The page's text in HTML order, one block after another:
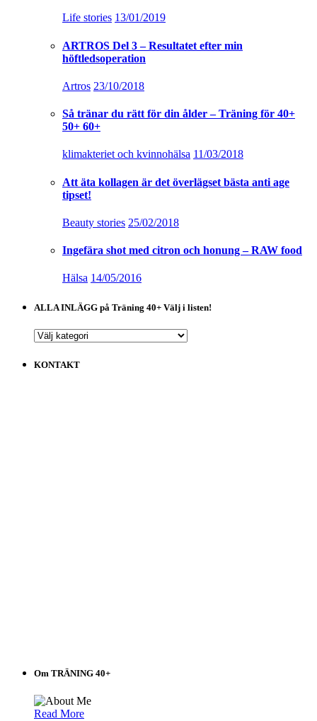
Life stories 13/01/2019
ARTROS Del 3 – Resultatet efter min
höftledsoperation
Artros 23/10/2018
Så tränar du rätt för din ålder – Träning för 40+
50+ 60+
klimakteriet och kvinnohälsa 11/03/2018
Att äta kollagen är det överlägset bästa anti age
tipset!
Beauty stories 25/02/2018
Ingefära shot med citron och honung – RAW food
Hälsa 14/05/2016
ALLA INLÄGG på Träning 40+ Välj i listen!
ALLA
på
KONTAKT
Om TRÄNING 40+
Read More